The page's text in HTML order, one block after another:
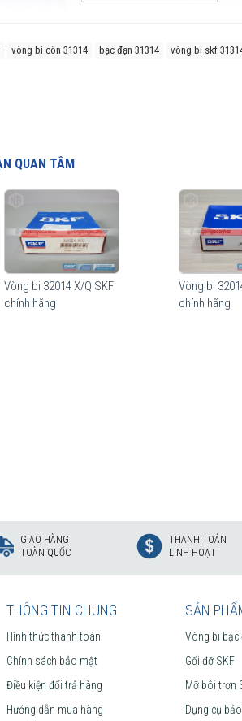
côn SKF
biên dạng tiếp xúc Logarit giúp phân bổ tải
điểm tiếp xúc giữa con lăn và gờ chặn nhằm
Vòng bi côn SKFthường sử dụng trong một số
vòng bi côn 31314 bạc đạn 31314 vòng bi skf
QUAN TÂM
Vòng bi 32014 X/Q SKF
chính hãng
Vòng bi
chính hãng
GIAO HÀNG
TOÀN QUỐC
THANH TOÁN
LINH HOẠT
THÔNG TIN CHUNG
Hình thức thanh toán
Chính sách bảo mật
Điều kiện đổi trả hàng
Hướng dẫn mua hàng
SẢN
Vòng bi bạc
Gối đỡ SKF
Mỡ bôi trơn
Dụng cụ